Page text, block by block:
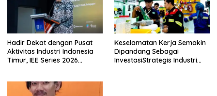
Hadir Dekat dengan Pusat
Aktivitas Industri Indonesia
Timur, IEE Series 2026
Keselamatan Kerja Semakin
Dipandang Sebagai
InvestasiStrategis Industri